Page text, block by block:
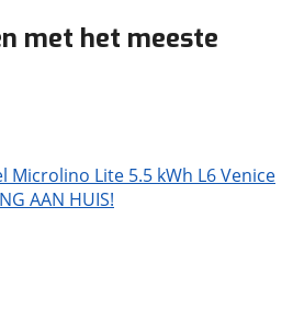
met het meeste
Lite 5.5 kWh L6 Venice
AAN HUIS!